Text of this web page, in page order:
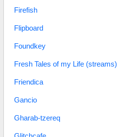
Firefish
Flipboard
Foundkey
Fresh Tales of my Life (streams)
Friendica
Gancio
Gharab-tzereq